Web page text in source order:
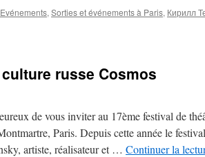
, Sorties et événements à Paris, Кирилл
russe Cosmos
de vous inviter au 17ème festival de
Paris. Depuis cette année le
artiste, réalisateur et … Continuer la